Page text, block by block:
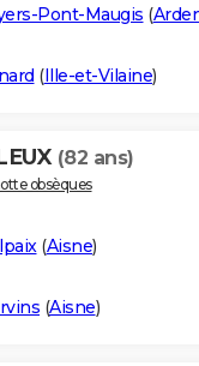
Pont-Maugis (
(Ille-et-Vilaine)
(82 ans)
obsèques
(Aisne)
(Aisne)